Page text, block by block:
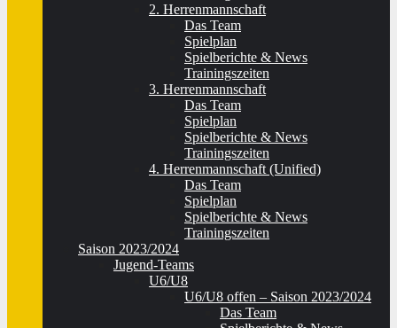
2. Herrenmannschaft
Das Team
Spielplan
Spielberichte & News
Trainingszeiten
3. Herrenmannschaft
Das Team
Spielplan
Spielberichte & News
Trainingszeiten
4. Herrenmannschaft (Unified)
Das Team
Spielplan
Spielberichte & News
Trainingszeiten
Saison 2023/2024
Jugend-Teams
U6/U8
U6/U8 offen – Saison 2023/2024
Das Team